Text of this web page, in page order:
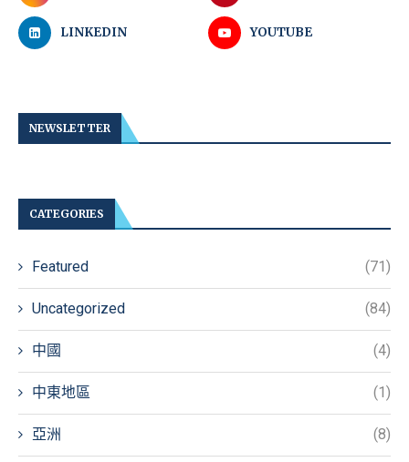
LINKEDIN YOUTUBE
NEWSLETTER
CATEGORIES
Featured (71)
Uncategorized (84)
中國 (4)
中東地區 (1)
亞洲 (8)